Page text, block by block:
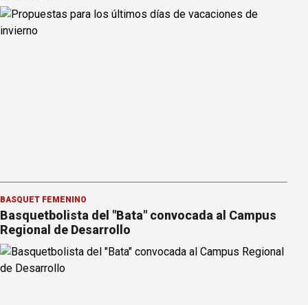
BÁSQUET FEMENINO
Basquetbolista del "Bata" convocada al Campus
Regional de Desarrollo